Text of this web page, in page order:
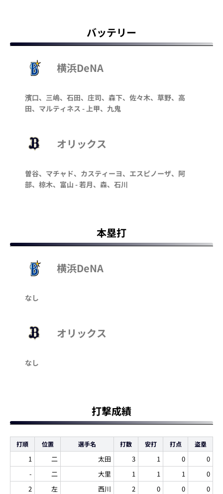
バッテリー
横浜DeNA
濱口、三嶋、石田、庄司、森下、佐々木、草野、高
田、マルティネス - 上甲、九鬼
オリックス
曽谷、マチャド、カスティーヨ、エスピノーザ、阿
部、椋木、富山 - 若月、森、石川
本塁打
横浜DeNA
なし
オリックス
なし
打撃成績
打順 位置 選手名 打数 安打 打点 盗塁
1 二 太田 3 1 0
0
-
二 大里 1 1 1
0
2
左 西川 2 0 0
0